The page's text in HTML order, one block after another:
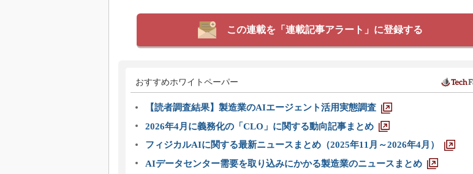
この連載を「連載記事アラート」に登録する
おすすめホワイトペーパー
【読者調査結果】製造業のAIエージェント活用実態調査
2026年4月に義務化の「CLO」に関する動向記事まとめ
フィジカルAIに関する最新ニュースまとめ（2025年11月～2026年4月）
AIデータセンター需要を取り込みにかかる製造業のニュースまとめ